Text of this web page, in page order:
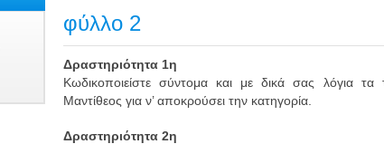
φύλλο 2
Δραστηριότητα 1η
Κωδικοποιείστε σύντομα και με δικά σας λόγια τα
Μαντίθεος για ν’ αποκρούσει την κατηγορία.
Δραστηριότητα 2η